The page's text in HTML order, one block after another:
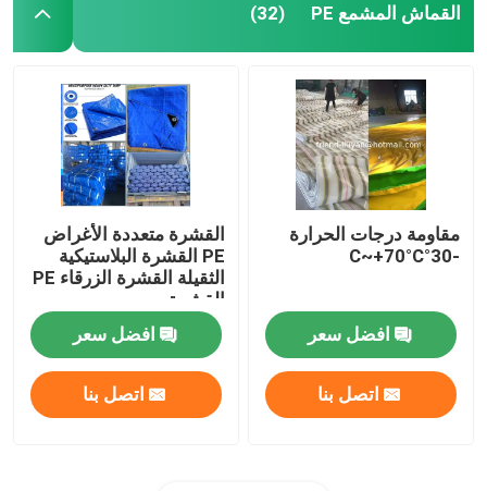
القماش المشمع PE (32)
مقاومة درجات الحرارة
-30°C~+70°C
افضل سعر
اتصل بنا
القشرة متعددة الأغراض
PE القشرة البلاستيكية
الثقيلة القشرة الزرقاء PE
القشرة
افضل سعر
اتصل بنا